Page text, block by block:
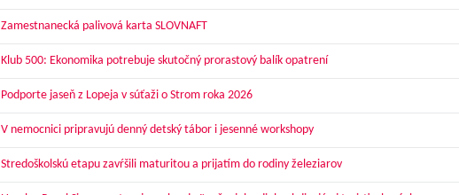
Zamestnanecká palivová karta SLOVNAFT
Klub 500: Ekonomika potrebuje skutočný prorastový balík opatrení
Podporte jaseň z Lopeja v súťaži o Strom roka 2026
V nemocnici pripravujú denný detský tábor i jesenné workshopy
Stredoškolskú etapu zavŕšili maturitou a prijatím do rodiny železiarov